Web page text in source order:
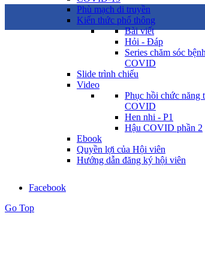
Phù mạch di truyền
Kiến thức phổ thông
Bài viết
Hỏi - Đáp
Series chăm sóc
COVID
Slide trình chiếu
Video
Phục hồi chức năng
COVID
Hen nhi - P1
Hậu COVID phần 2
Ebook
Quyền lợi của Hội viên
Hướng dẫn đăng ký hội viên
Facebook
Go Top